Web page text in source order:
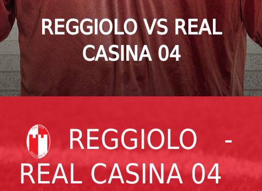
REGGIOLO VS REAL
CASINA 04
REGGIOLO
-
REAL CASINA 04